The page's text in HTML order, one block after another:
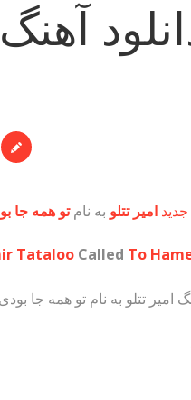
جدید امیر تتلو به نامتو همه جا
TatalooCalled To